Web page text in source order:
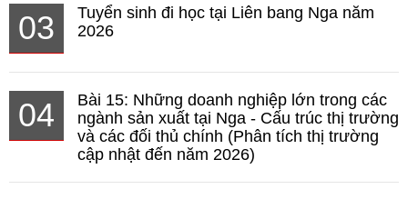
03
Tuyển sinh đi học tại Liên bang Nga năm
2026
04
Bài 15: Những doanh nghiệp lớn trong các
ngành sản xuất tại Nga - Cấu trúc thị trường
và các đối thủ chính (Phân tích thị trường
cập nhật đến năm 2026)